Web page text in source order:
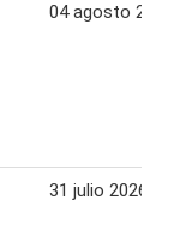
04 agosto 2026
31 julio 2026